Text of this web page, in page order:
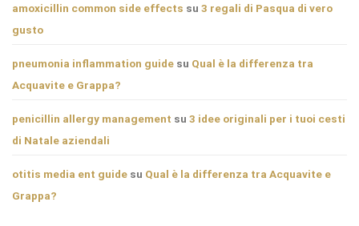
amoxicillin common side effects su 3 regali di Pasqua di vero
gusto
pneumonia inflammation guide su Qual è la differenza tra
Acquavite e Grappa?
penicillin allergy management su 3 idee originali per i tuoi cesti
di Natale aziendali
otitis media ent guide su Qual è la differenza tra Acquavite e
Grappa?